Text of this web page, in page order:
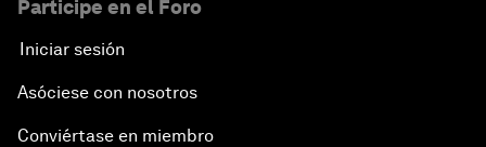
Participe en el Foro
Iniciar sesión
Asóciese con nosotros
Conviértase en miembro